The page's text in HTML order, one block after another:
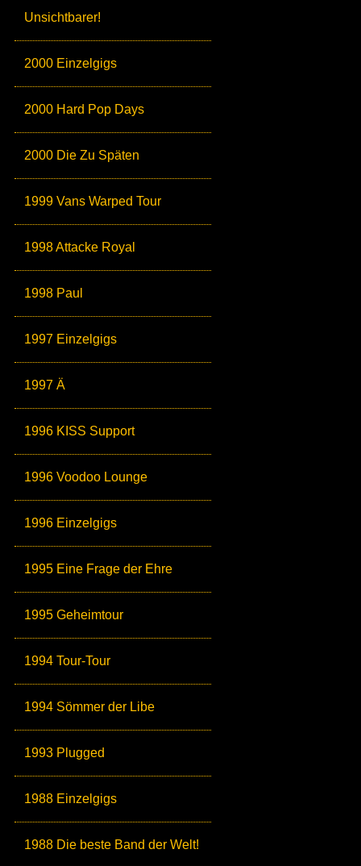
Unsichtbarer!
2000 Einzelgigs
2000 Hard Pop Days
2000 Die Zu Späten
1999 Vans Warped Tour
1998 Attacke Royal
1998 Paul
1997 Einzelgigs
1997 Ä
1996 KISS Support
1996 Voodoo Lounge
1996 Einzelgigs
1995 Eine Frage der Ehre
1995 Geheimtour
1994 Tour-Tour
1994 Sömmer der Libe
1993 Plugged
1988 Einzelgigs
1988 Die beste Band der Welt!